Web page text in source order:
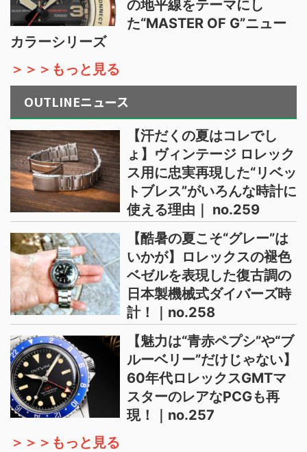
の地平線をテーマにし
た“MASTER OF G”ニュー
カラーシリーズ
＞＞＞もっと見る
OUTLINEニュース
【汗だくの夏はコレでし
ょ】ヴィンテージ ロレック
ス用に忠実再現した“リベッ
トブレス”がいろんな時計に
使える理由｜ no.259
【酷暑の夏こそ“グレー”は
いかが】ロレックスの褪色
ベゼルを表現した復古調の
日本製機械式ダイバーズ時
計！｜no.258
【魅力は“青赤ペプシ”や“ブ
ルーベリー”だけじゃない】
60年代ロレックスGMTマ
スターのレアなPCGも再
現！｜no.257
＞＞＞もっと見る